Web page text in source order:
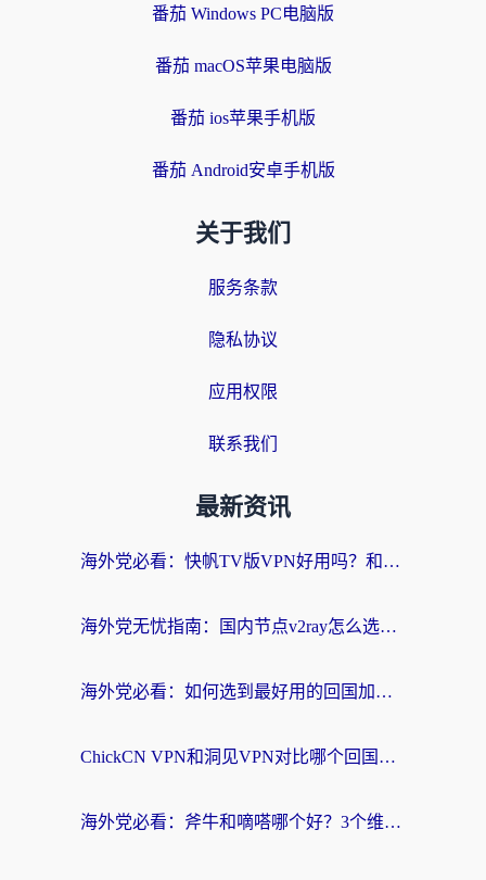
番茄 Windows PC电脑版
番茄 macOS苹果电脑版
番茄 ios苹果手机版
番茄 Android安卓手机版
关于我们
服务条款
隐私协议
应用权限
联系我们
最新资讯
海外党必看：快帆TV版VPN好用吗？和快游VPN对比哪个回国效果更好？附实用避坑指南
海外党无忧指南：国内节点v2ray怎么选？一键回国VPN+多场景实测帮你避坑
海外党必看：如何选到最好用的回国加速器？从节点到售后的全维度指南
ChickCN VPN和洞见VPN对比哪个回国效果更好？海外党亲测3款加速器+避坑指南
海外党必看：斧牛和嘀嗒哪个好？3个维度教你选对回国加速器